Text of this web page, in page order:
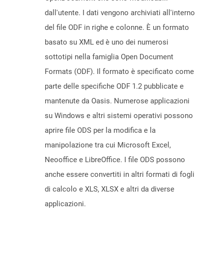
dall'utente. I dati vengono archiviati all'interno
del file ODF in righe e colonne. È un formato
basato su XML ed è uno dei numerosi
sottotipi nella famiglia Open Document
Formats (ODF). Il formato è specificato come
parte delle specifiche ODF 1.2 pubblicate e
mantenute da Oasis. Numerose applicazioni
su Windows e altri sistemi operativi possono
aprire file ODS per la modifica e la
manipolazione tra cui Microsoft Excel,
Neooffice e LibreOffice. I file ODS possono
anche essere convertiti in altri formati di fogli
di calcolo e XLS, XLSX e altri da diverse
applicazioni.